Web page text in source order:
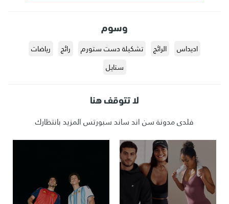
وسوم
اديداس الرائج تشكيلة دست ستورم رائج
رياضات
ستايل
لا تتوقف هنا
فلدى مدونة سن اند ساند سبورتس المزيد بانتظارك